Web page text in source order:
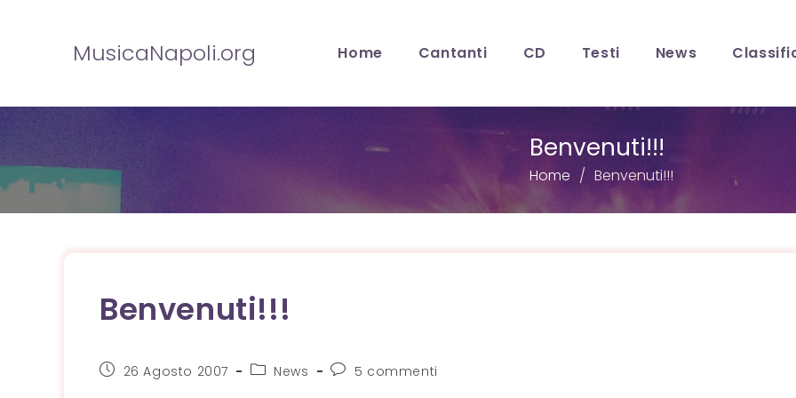
MusicaNapoli.org Home Cantanti CD Testi News
Benvenuti!!!
Home Benvenuti!!!
Benvenuti!!!
Articolo26 Agosto 2007
Categoria
News
Commenti
5 commenti